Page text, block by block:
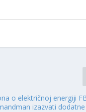
o električnoj energiji
izazvati